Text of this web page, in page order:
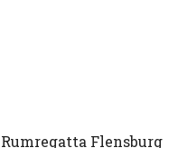
Rumregatta Flensburg